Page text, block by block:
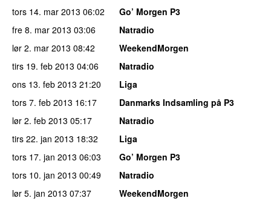
tors 14. mar 2013 06:02
Go’ Morgen P3
fre 8. mar 2013 03:06
Natradio
lør 2. mar 2013 08:42
WeekendMorgen
tirs 19. feb 2013 04:06
Natradio
ons 13. feb 2013 21:20
Liga
tors 7. feb 2013 16:17
Danmarks Indsamling på P3
lør 2. feb 2013 05:17
Natradio
tirs 22. jan 2013 18:32
Liga
tors 17. jan 2013 06:03
Go’ Morgen P3
tors 10. jan 2013 00:49
Natradio
lør 5. jan 2013 07:37
WeekendMorgen